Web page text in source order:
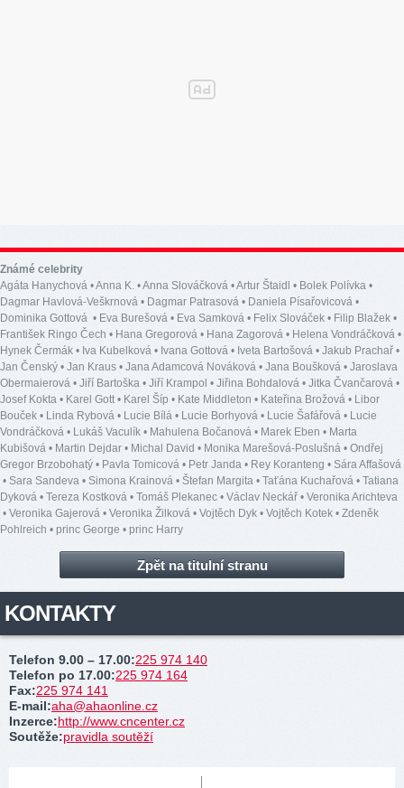
Známé celebrity
Agáta Hanychová •Anna K. •Anna Slováčková •Artur Štaidl • Bolek Polívka •
Dagmar Havlová-Veškrnová • Dagmar Patrasová • Daniela Písařovicová •
Dominika Gottová • Eva Burešová • Eva Samková • Felix Slováček • Filip Blažek •
František Ringo Čech • Hana Gregorová • Hana Zagorová • Helena Vondráčková •
Hynek Čermák • Iva Kubelková • Ivana Gottová • Iveta Bartošová • Jakub Prachař •
Jan Čenský • Jan Kraus • Jana Adamcová Nováková • Jana Boušková • Jaroslava
Obermaierová • Jiří Bartoška • Jiří Krampol • Jiřina Bohdalová • Jitka Čvančarová •
Josef Kokta • Karel Gott• Karel Šíp • Kate Middleton • Kateřina Brožová • Libor
Bouček • Linda Rybová • Lucie Bílá • Lucie Borhyová • Lucie Šafářová • Lucie
Vondráčková • Lukáš Vaculík • Mahulena Bočanová • Marek Eben • Marta
Kubišová • Martin Dejdar • Michal David • Monika Marešová-Poslušná • Ondřej
Gregor Brzobohatý • Pavla Tomicová • Petr Janda • Rey Koranteng • Sára Affašová
• Sara Sandeva • Simona Krainová • Štefan Margita • Taťána Kuchařová • Tatiana
Dyková • Tereza Kostková • Tomáš Plekanec • Václav Neckář • Veronika Arichteva
• Veronika Gajerová • Veronika Žilková • Vojtěch Dyk • Vojtěch Kotek • Zdeněk
Pohlreich • princ George • princ Harry
Zpět na titulní stranu
KONTAKTY
Telefon 9.00 – 17.00:225 974 140
Telefon po 17.00:225 974 164
Fax:225 974 141
E-mail:aha@ahaonline.cz
Inzerce:http://www.cncenter.cz
Soutěže:pravidla soutěží